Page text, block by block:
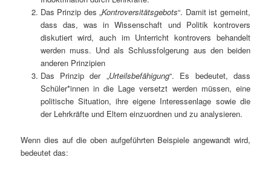
Das Prinzip des „Kontroversitätsgebots“. Damit ist gemeint,
dass das, was in Wissenschaft und Politik kontrovers
diskutiert wird, auch im Unterricht kontrovers behandelt
werden muss. Und als Schlussfolgerung aus den beiden
anderen Prinzipien
Das Prinzip der „Urteilsbefähigung“. Es bedeutet, dass
Schüler*innen in die Lage versetzt werden müssen, eine
politische Situation, ihre eigene Interessenlage sowie die
der Lehrkräfte und Eltern einzuordnen und zu analysieren.
Wenn dies auf die oben aufgeführten Beispiele angewandt wird,
bedeutet das: